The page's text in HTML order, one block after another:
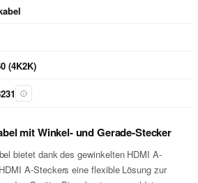
(4K2K)
mit Winkel- und Gerade-Stecker
bietet dank des gewinkelten HDMI A-
A-Steckers eine flexible Lösung zur